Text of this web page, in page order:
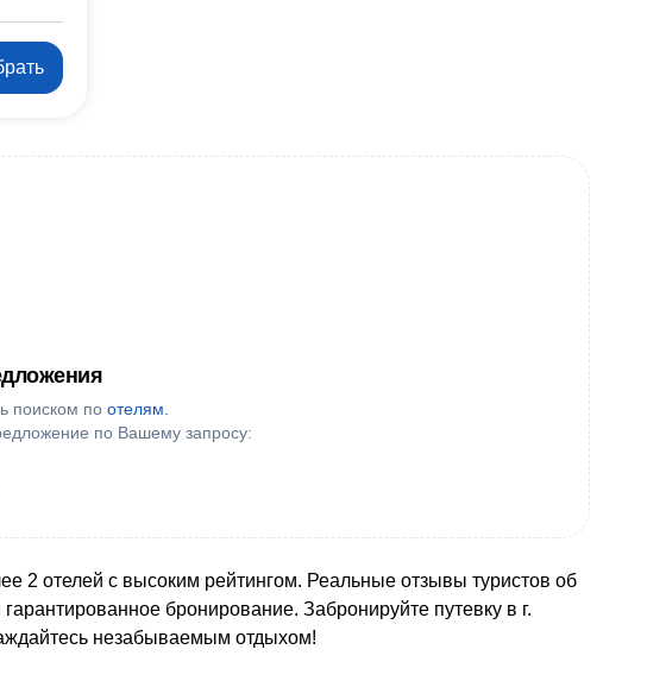
поиском по отелям.
по Вашему запросу:
2 отелей с высоким рейтингом. Реальные отзывы туристов об
бронирование. Забронируйте путевку в г.
незабываемым отдыхом!